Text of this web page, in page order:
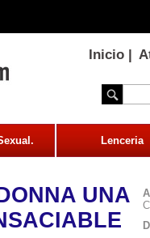
Inicio |
Lenceria
UNA